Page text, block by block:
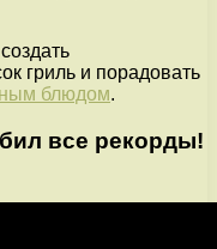
гриль и порадовать
блюдом.
все рекорды!